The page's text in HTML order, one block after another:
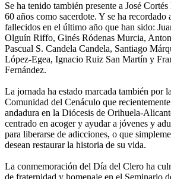
Se ha tenido también presente a José
60 años como sacerdote. Y se ha recordado
fallecidos en el último año que han sido:
Olguín Riffo, Ginés Ródenas Murcia,
Pascual S. Candela Candela, Santiago
López-Egea, Ignacio Ruiz San Martín y
Fernández.
La jornada ha estado marcada también por
Comunidad del Cenáculo que
andadura en la Diócesis de Orihuela-
centrado en acoger y ayudar a jóvenes y
para liberarse de adicciones, o que
desean restaurar la historia de su vida.
La conmemoración del Día del Clero ha